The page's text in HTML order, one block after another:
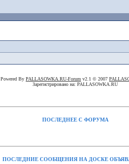
Powered By PALLASOWKA.RU-Forum v2.1 © 2007
Зарегистрировано на: PALLASOWKA.RU
ПОСЛЕДНЕЕ С ФОРУМА
ПОСЛЕДНИЕ СООБЩЕНИЯ НА ДОСКЕ